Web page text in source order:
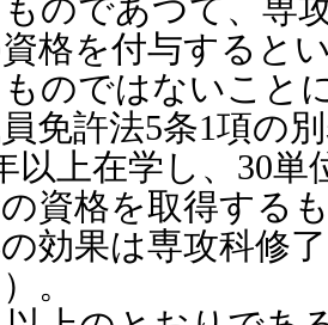
のであつて、専
格を付与すると
のではないこと
免許法5条1項の
以上在学し、30
資格を取得する
効果は専攻科修
。